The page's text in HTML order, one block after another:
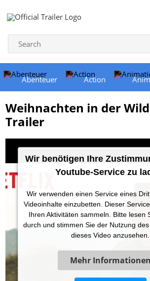
Abenteuer Action
Weihnachten in der
Trailer
Wir benötigen Ihre
Youtube-Service zu
Wir verwenden einen Service eines
Videoinhalte einzubetten. Dieser
Ihren Aktivitäten sammeln. Bitte lesen
durch und stimmen Sie der Nutzung
dieses Video anzusehen.
Mehr Informationen